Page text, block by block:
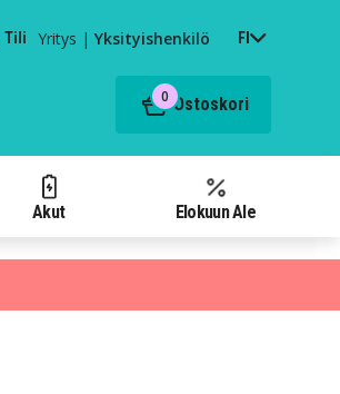
Tili Yritys | Yksityishenkilö FI
0 Ostoskori
Akut Elokuun Ale